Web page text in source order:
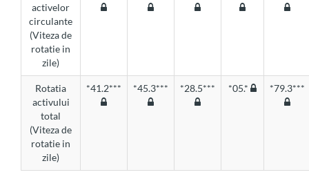
activelor
circulante
(Viteza de
rotatie in
zile)
Rotatia
activului
total
(Viteza de
rotatie in
zile)
*41.2*** *45.3*** *28.5*** *05.* *79.3***